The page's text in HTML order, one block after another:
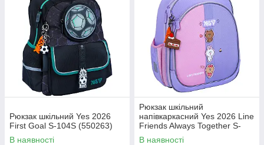
Рюкзак шкільний Yes 2026
First Goal S-104S (550263)
В наявності
Рюкзак шкільний
напівкаркасний Yes 2026 Line
Friends Always Together S-
109S (550231)
В наявності